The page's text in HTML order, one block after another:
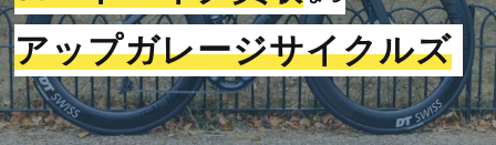
アップガレージサイクルズ